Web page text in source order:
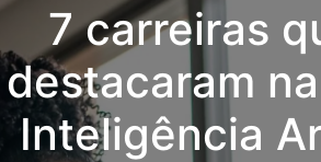
7 carreiras
destacaram
Inteligência